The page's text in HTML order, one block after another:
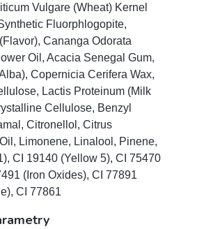
Vulgare (Wheat) Kernel
Fluorphlogopite,
Cananga Odorata
Oil, Acacia Senegal Gum,
Copernicia Cerifera Wax,
Lactis Proteinum (Milk
Cellulose, Benzyl
Citronellol, Citrus
Limonene, Linalool, Pinene,
CI 19140 (Yellow 5), CI 75470
(Iron Oxides), CI 77891
CI 77861